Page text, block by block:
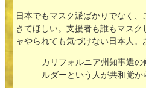
日本でもマスク派ばかりでなく
きてほしい。支援者も誰もマス
ャやられても気づけない日本人。
カリフォルニア州知事選
ルダーという人が共和党か